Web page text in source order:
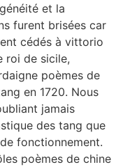
et la
furent brisées car
cédés à vittorio
roi de sicile,
poèmes de
en 1720. Nous
jamais
des tang que
fonctionnement.
poèmes de chine